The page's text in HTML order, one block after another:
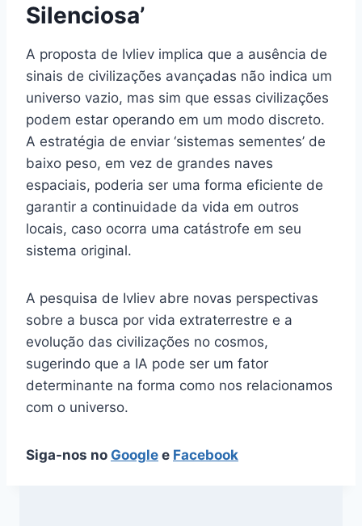
Silenciosa’
A proposta de Ivliev implica que a ausência de
sinais de civilizações avançadas não indica um
universo vazio, mas sim que essas civilizações
podem estar operando em um modo discreto.
A estratégia de enviar ‘sistemas sementes’ de
baixo peso, em vez de grandes naves
espaciais, poderia ser uma forma eficiente de
garantir a continuidade da vida em outros
locais, caso ocorra uma catástrofe em seu
sistema original.
A pesquisa de Ivliev abre novas perspectivas
sobre a busca por vida extraterrestre e a
evolução das civilizações no cosmos,
sugerindo que a IA pode ser um fator
determinante na forma como nos relacionamos
com o universo.
Siga-nos no Google e Facebook